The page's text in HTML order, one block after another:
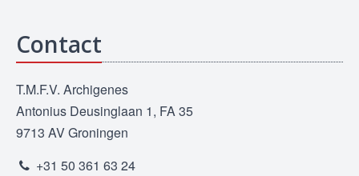
Contact
T.M.F.V. Archigenes
Antonius Deusinglaan 1, FA 35
9713 AV Groningen
+31 50 361 63 24